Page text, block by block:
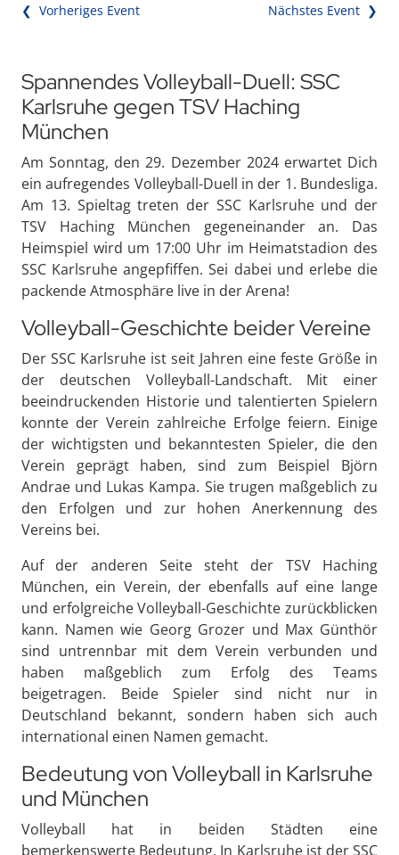
❮ Vorheriges Event Nächstes Event ❯
Spannendes Volleyball-Duell: SSC
Karlsruhe gegen TSV Haching
München
Am Sonntag, den 29. Dezember 2024 erwartet Dich
ein aufregendes Volleyball-Duell in der 1. Bundesliga.
Am 13. Spieltag treten der SSC Karlsruhe und der
TSV Haching München gegeneinander an. Das
Heimspiel wird um 17:00 Uhr im Heimatstadion des
SSC Karlsruhe angepfiffen. Sei dabei und erlebe die
packende Atmosphäre live in der Arena!
Volleyball-Geschichte beider Vereine
Der SSC Karlsruhe ist seit Jahren eine feste Größe in
der deutschen Volleyball-Landschaft. Mit einer
beeindruckenden Historie und talentierten Spielern
konnte der Verein zahlreiche Erfolge feiern. Einige
der wichtigsten und bekanntesten Spieler, die den
Verein geprägt haben, sind zum Beispiel Björn
Andrae und Lukas Kampa. Sie trugen maßgeblich zu
den Erfolgen und zur hohen Anerkennung des
Vereins bei.
Auf der anderen Seite steht der TSV Haching
München, ein Verein, der ebenfalls auf eine lange
und erfolgreiche Volleyball-Geschichte zurückblicken
kann. Namen wie Georg Grozer und Max Günthör
sind untrennbar mit dem Verein verbunden und
haben maßgeblich zum Erfolg des Teams
beigetragen. Beide Spieler sind nicht nur in
Deutschland bekannt, sondern haben sich auch
international einen Namen gemacht.
Bedeutung von Volleyball in Karlsruhe
und München
Volleyball hat in beiden Städten eine
bemerkenswerte Bedeutung. In Karlsruhe ist der SSC